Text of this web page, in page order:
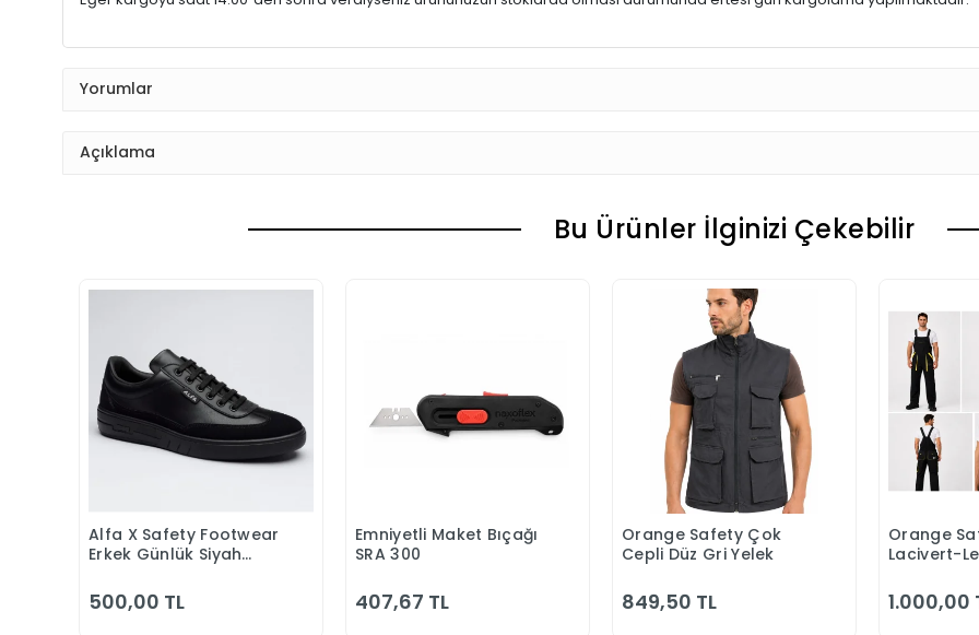
Yorumlar
Açıklama
Bu Ürünler İlginizi Çekebilir
Sepete Ekle
Alfa X Safety Footwear
Erkek Günlük Siyah
500,00 TL
Sepete Ekle
Emniyetli Maket Bıçağı
SRA 300
407,67 TL
Sepete Ekle
Orange Safety Çok
Cepli Düz Gri Yelek
849,50 TL
Orange
Lacivert-
1.000,00